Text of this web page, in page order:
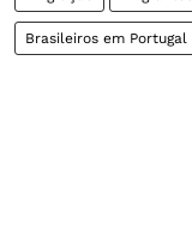
Brasileiros em Portugal